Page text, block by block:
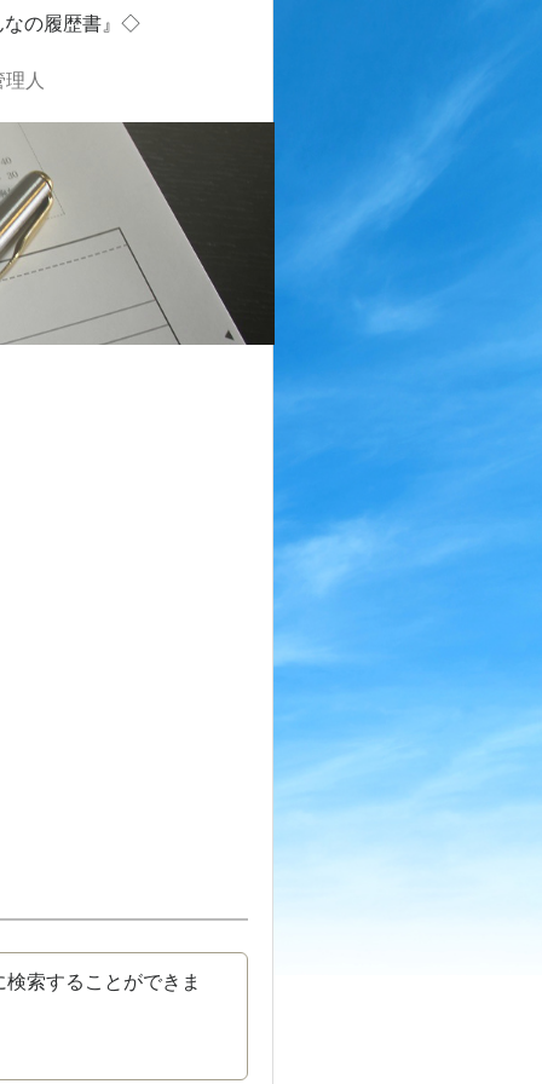
の履歴書』◇
理人
索することができま